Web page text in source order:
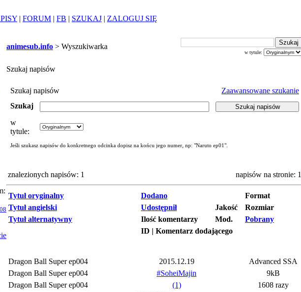
| FORUM | FB | SZUKAJ | ZALOGUJ SIĘ
animesub.info > Wyszukiwarka
w tytule:
Szukaj napisów
Szukaj napisów
Zaawansowane szukanie
Szukaj
w
tytule:
Jeśli szukasz napisów do konkretnego odcinka dopisz na końcu jego numer, np: "Naruto ep01".
znalezionych napisów: 1 napisów na stronie: 1
Tytuł oryginalny Dodano
Format
Tytuł angielski
Udostępnił Jakość
Rozmiar
Tytuł alternatywny
Ilość komentarzy Mod.
Pobrany
ID | Komentarz dodającego
Dragon Ball Super ep004 2015.12.19
Advanced SSA
Dragon Ball Super ep004
#SoheiMajin
9kB
Dragon Ball Super ep004
(1)
1608 razy